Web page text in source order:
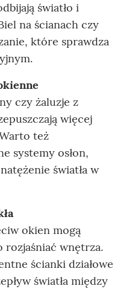
światło i
na ścianach czy
które sprawdza
czy żaluzje z
więcej
też
systemy osłon,
światła w
okien mogą
rozjaśniać wnętrza.
ścianki działowe
światła między